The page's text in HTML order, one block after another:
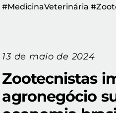
#MedicinaVeterinária
13 de maio de 2024
Zootecnistas
agronegócio